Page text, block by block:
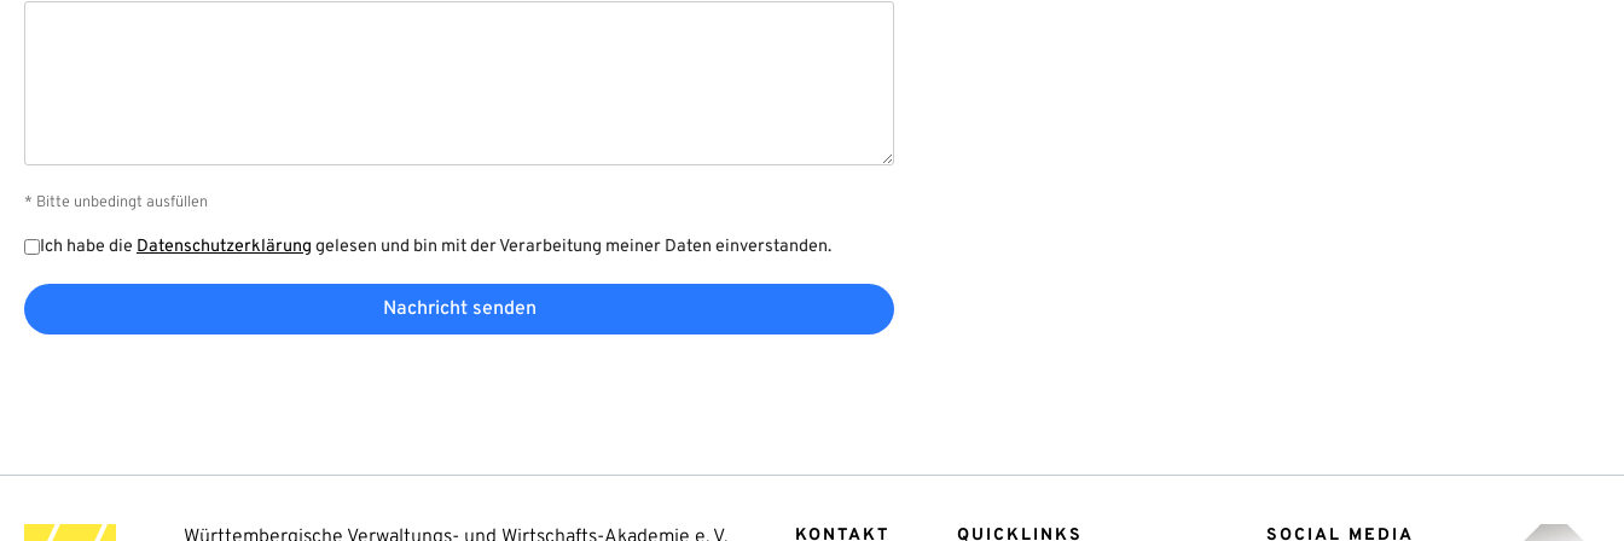
* Bitte unbedingt ausfüllen
Ich habe die Datenschutzerklärung gelesen und bin mit der Verarbeitung meiner Daten einverstanden.
Nachricht senden
KONTAKT QUICKLINKS SOCIAL MEDIA